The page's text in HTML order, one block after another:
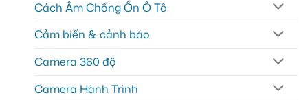
Cách Âm Chống Ồn Ô Tô
Cảm biến & cảnh báo
Camera 360 độ
Camera Hành Trình